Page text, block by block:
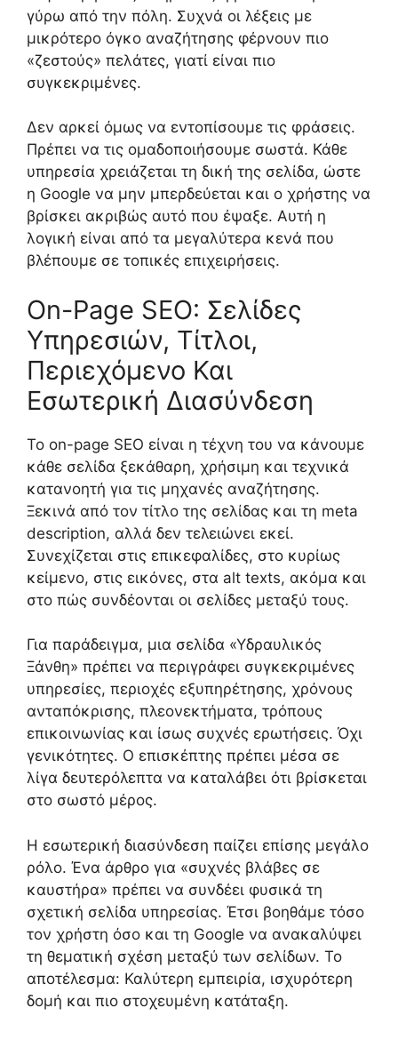
γύρω από την πόλη. Συχνά οι λέξεις με
μικρότερο όγκο αναζήτησης φέρνουν πιο
«ζεστούς» πελάτες, γιατί είναι πιο
συγκεκριμένες.
Δεν αρκεί όμως να εντοπίσουμε τις φράσεις.
Πρέπει να τις ομαδοποιήσουμε σωστά. Κάθε
υπηρεσία χρειάζεται τη δική της σελίδα, ώστε
η Google να μην μπερδεύεται και ο χρήστης να
βρίσκει ακριβώς αυτό που έψαξε. Αυτή η
λογική είναι από τα μεγαλύτερα κενά που
βλέπουμε σε τοπικές επιχειρήσεις.
On-Page SEO: Σελίδες
Υπηρεσιών, Τίτλοι,
Περιεχόμενο Και
Εσωτερική Διασύνδεση
Το on-page SEO είναι η τέχνη του να κάνουμε
κάθε σελίδα ξεκάθαρη, χρήσιμη και τεχνικά
κατανοητή για τις μηχανές αναζήτησης.
Ξεκινά από τον τίτλο της σελίδας και τη meta
description, αλλά δεν τελειώνει εκεί.
Συνεχίζεται στις επικεφαλίδες, στο κυρίως
κείμενο, στις εικόνες, στα alt texts, ακόμα και
στο πώς συνδέονται οι σελίδες μεταξύ τους.
Για παράδειγμα, μια σελίδα «Υδραυλικός
Ξάνθη» πρέπει να περιγράφει συγκεκριμένες
υπηρεσίες, περιοχές εξυπηρέτησης, χρόνους
ανταπόκρισης, πλεονεκτήματα, τρόπους
επικοινωνίας και ίσως συχνές ερωτήσεις. Όχι
γενικότητες. Ο επισκέπτης πρέπει μέσα σε
λίγα δευτερόλεπτα να καταλάβει ότι βρίσκεται
στο σωστό μέρος.
Η εσωτερική διασύνδεση παίζει επίσης μεγάλο
ρόλο. Ένα άρθρο για «συχνές βλάβες σε
καυστήρα» πρέπει να συνδέει φυσικά τη
σχετική σελίδα υπηρεσίας. Έτσι βοηθάμε τόσο
τον χρήστη όσο και τη Google να ανακαλύψει
τη θεματική σχέση μεταξύ των σελίδων. Το
αποτέλεσμα: Καλύτερη εμπειρία, ισχυρότερη
δομή και πιο στοχευμένη κατάταξη.